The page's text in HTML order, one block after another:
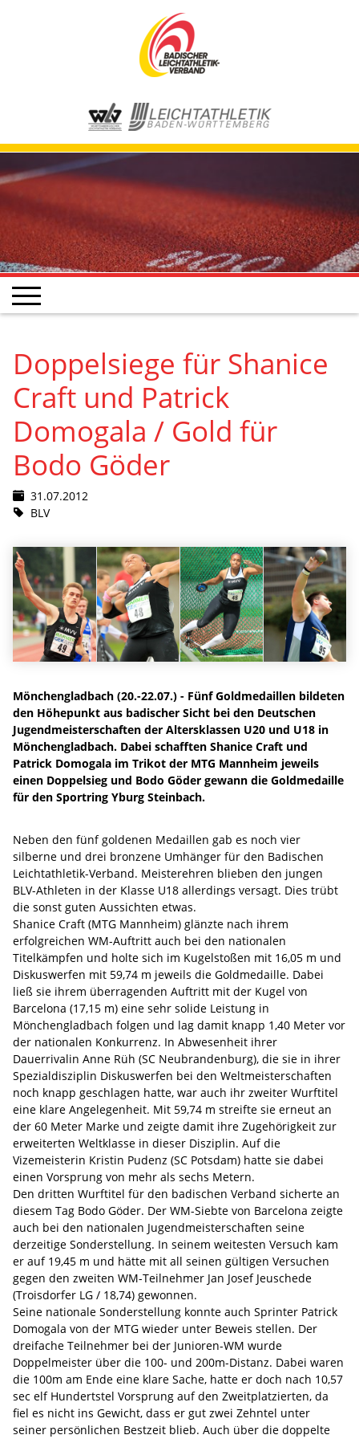
Doppelsiege für Shanice
Craft und Patrick
Domogala / Gold für
Bodo Göder
31.07.2012
BLV
Mönchengladbach (20.-22.07.) - Fünf Goldmedaillen bildeten
den Höhepunkt aus badischer Sicht bei den Deutschen
Jugendmeisterschaften der Altersklassen U20 und U18 in
Mönchengladbach. Dabei schafften Shanice Craft und
Patrick Domogala im Trikot der MTG Mannheim jeweils
einen Doppelsieg und Bodo Göder gewann die Goldmedaille
für den Sportring Yburg Steinbach.
Neben den fünf goldenen Medaillen gab es noch vier
silberne und drei bronzene Umhänger für den Badischen
Leichtathletik-Verband. Meisterehren blieben den jungen
BLV-Athleten in der Klasse U18 allerdings versagt. Dies trübt
die sonst guten Aussichten etwas.
Shanice Craft (MTG Mannheim) glänzte nach ihrem
erfolgreichen WM-Auftritt auch bei den nationalen
Titelkämpfen und holte sich im Kugelstoßen mit 16,05 m und
Diskuswerfen mit 59,74 m jeweils die Goldmedaille. Dabei
ließ sie ihrem überragenden Auftritt mit der Kugel von
Barcelona (17,15 m) eine sehr solide Leistung in
Mönchengladbach folgen und lag damit knapp 1,40 Meter vor
der nationalen Konkurrenz. In Abwesenheit ihrer
Dauerrivalin Anne Rüh (SC Neubrandenburg), die sie in ihrer
Spezialdisziplin Diskuswerfen bei den Weltmeisterschaften
noch knapp geschlagen hatte, war auch ihr zweiter Wurftitel
eine klare Angelegenheit. Mit 59,74 m streifte sie erneut an
der 60 Meter Marke und zeigte damit ihre Zugehörigkeit zur
erweiterten Weltklasse in dieser Disziplin. Auf die
Vizemeisterin Kristin Pudenz (SC Potsdam) hatte sie dabei
einen Vorsprung von mehr als sechs Metern.
Den dritten Wurftitel für den badischen Verband sicherte an
diesem Tag Bodo Göder. Der WM-Siebte von Barcelona zeigte
auch bei den nationalen Jugendmeisterschaften seine
derzeitige Sonderstellung. In seinem weitesten Versuch kam
er auf 19,45 m und hätte mit all seinen gültigen Versuchen
gegen den zweiten WM-Teilnehmer Jan Josef Jeuschede
(Troisdorfer LG / 18,74) gewonnen.
Seine nationale Sonderstellung konnte auch Sprinter Patrick
Domogala von der MTG wieder unter Beweis stellen. Der
dreifache Teilnehmer bei der Junioren-WM wurde
Doppelmeister über die 100- und 200m-Distanz. Dabei waren
die 100m am Ende eine klare Sache, hatte er doch nach 10,57
sec elf Hundertstel Vorsprung auf den Zweitplatzierten, da
fiel es nicht ins Gewicht, dass er gut zwei Zehntel unter
seiner persönlichen Bestzeit blieb. Auch über die doppelte